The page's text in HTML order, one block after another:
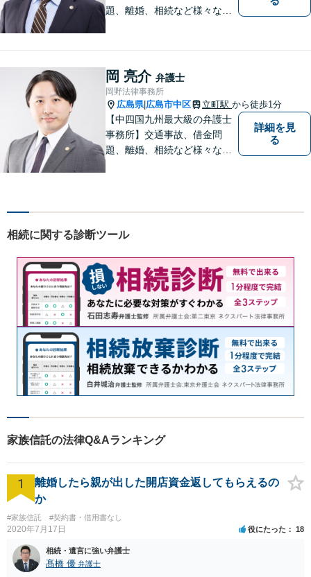
題、離婚、相続など様々な問
い！
岡 亮介 弁護士
岡野法律事務所
広島県| 広島市中区 立町駅 から徒歩1分
【中四国九州最大級の弁護士
事務所】交通事故、借金問
題、離婚、相続など様々な問
い！
詳細を見
る
相続に関する診断ツール
家族信託の法律Q&Aランキング
1
離婚したら親が出した開店資金返してもらえるの
か
#家族信託 #契約書・借用書なし
2020年7月17日 役にたった 18
相続・遺言に強い弁護士
髙橋 優 弁護士